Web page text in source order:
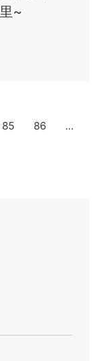
~
85 86
…